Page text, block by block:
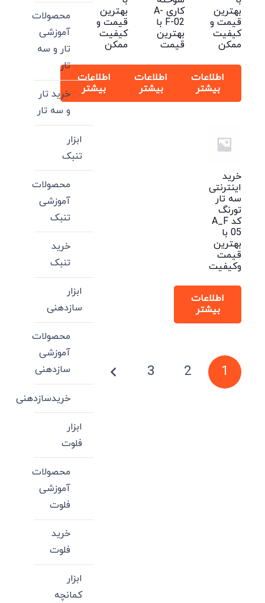
بهترین
قیمت و
کیفیت
ممکن
اطلاعات
بیشتر
کاری A-
F-02 با
بهترین
قیمت
اطلاعات
بیشتر
بهترین
قیمت و
کیفیت
ممکن
اطلاعات
بیشتر
خرید
اینترنتی
سه تار
تورنگ
کد A_F
05 با
بهترین
قیمت
وکیفیت
اطلاعات
بیشتر
صفحه‌بندی
نوشته‌ها
1
2
3
محصولات
آموزشی
تار و سه
تار
خرید تار
و سه تار
ابزار
تنبک
محصولات
آموزشی
تنبک
خرید
تنبک
ابزار
سازدهنی
محصولات
آموزشی
سازدهنی
خریدسازدهنی
ابزار
فلوت
محصولات
آموزشی
فلوت
خرید
فلوت
ابزار
کمانچه